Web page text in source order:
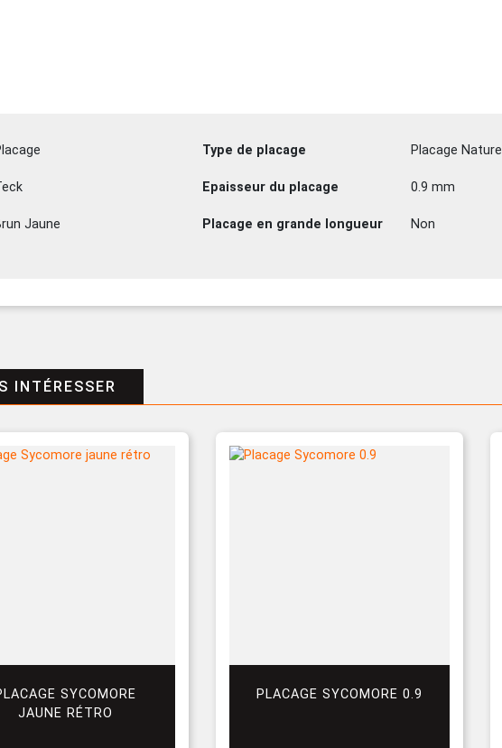
Type de placage Placage Naturel
Epaisseur du placage 0.9 mm
Jaune Placage en grande longueur Non
INTÉRESSER
SYCOMORE
JAUNE RÉTRO
PLACAGE SYCOMORE 0.9